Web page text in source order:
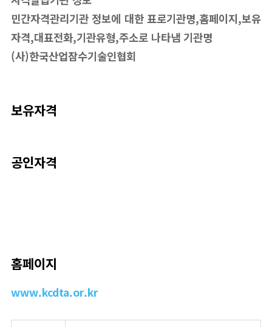
민간자격관리기관 정보에 대한 표로기관명,홈페이지,보유
자격,대표전화,기관유형,주소로 나타냄 기관명
(사)한국산업잠수기술인협회
보유자격
공인자격
홈페이지
www.kcdta.or.kr